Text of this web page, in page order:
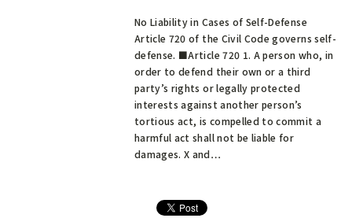
No Liability in Cases of Self-Defense
Article 720 of the Civil Code governs self-
defense. ■Article 720 1. A person who, in
order to defend their own or a third
party’s rights or legally protected
interests against another person’s
tortious act, is compelled to commit a
harmful act shall not be liable for
damages. X and…